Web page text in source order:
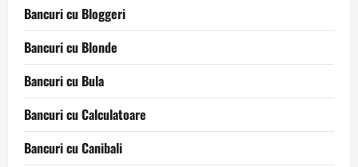
Bancuri cu Bloggeri
Bancuri cu Blonde
Bancuri cu Bula
Bancuri cu Calculatoare
Bancuri cu Canibali